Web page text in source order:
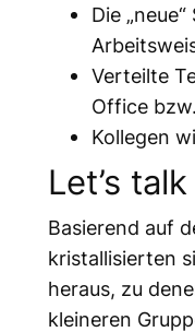
Die
Verteilte
Office
Kollegen
Let’s talk
Basierend auf
kristallisierten
heraus, zu
kleineren